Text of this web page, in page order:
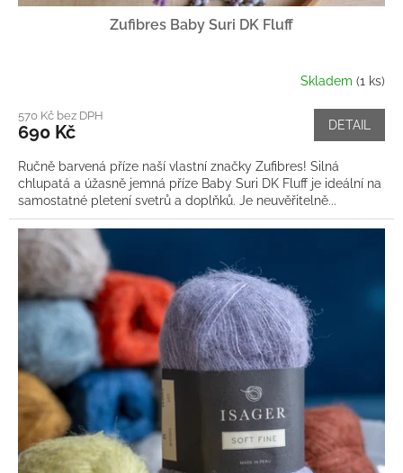
Zufibres Baby Suri DK Fluff
Skladem (1 ks)
570 Kč bez DPH
690 Kč DETAIL
Ručně barvená příze naší vlastní značky Zufibres! Silná
chlupatá a úžasně jemná příze Baby Suri DK Fluff je ideální na
samostatné pletení svetrů a doplňků. Je neuvěřitelně...